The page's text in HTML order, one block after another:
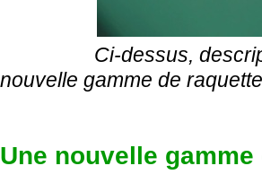
Ci-dessus, descriptif
nouvelle gamme de
WILSON
Une nouvelle